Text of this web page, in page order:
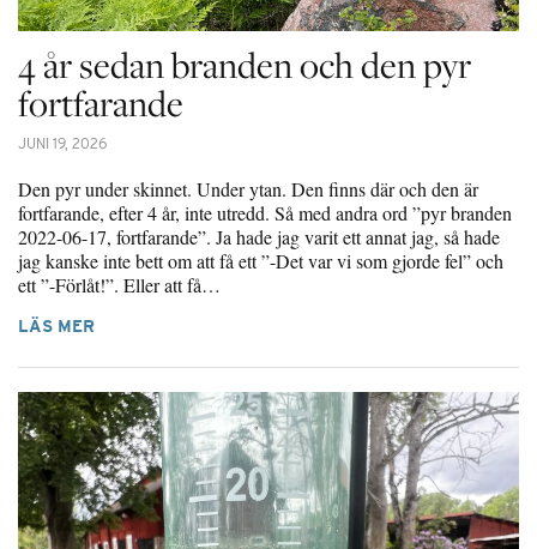
4 år sedan branden och den pyr
fortfarande
JUNI 19, 2026
Den pyr under skinnet. Under ytan. Den finns där och den är
fortfarande, efter 4 år, inte utredd. Så med andra ord ”pyr branden
2022-06-17, fortfarande”. Ja hade jag varit ett annat jag, så hade
jag kanske inte bett om att få ett ”-Det var vi som gjorde fel” och
ett ”-Förlåt!”. Eller att få…
LÄS MER